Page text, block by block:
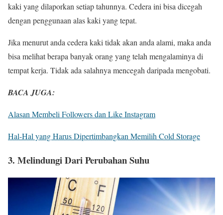
kaki yang dilaporkan setiap tahunnya. Cedera ini bisa dicegah
dengan penggunaan alas kaki yang tepat.
Jika menurut anda cedera kaki tidak akan anda alami, maka anda
bisa melihat berapa banyak orang yang telah mengalaminya di
tempat kerja. Tidak ada salahnya mencegah daripada mengobati.
BACA JUGA:
Alasan Membeli Followers dan Like Instagram
Hal-Hal yang Harus Dipertimbangkan Memilih Cold Storage
3. Melindungi Dari Perubahan Suhu